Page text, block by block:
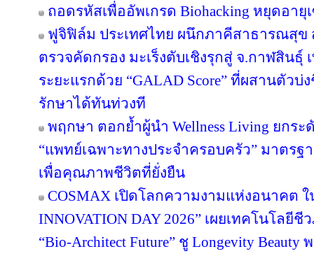
ถอดรหัสเพื่ออัพเกรด Biohacking หยุดอา
ฟูจิฟิล์ม ประเทศไทย ผนึกภาคีสาธารณสุข
ตรวจคัดกรอง มะเร็งตับเชิงรุกสู่ จ.กาฬสินธุ์
ระยะแรกด้วย “GALAD Score” ที่ผสานตัวบ่
รักษาได้ทันท่วงที
พฤกษา ตอกย้ำผู้นำ Wellness Living ยกระ
“แพทย์เฉพาะทางประจำครอบครัว” มาตร
เพื่อคุณภาพชีวิตที่ยั่งยืน
COSMAX เปิดโลกความงามแห่งอนาคต ใ
INNOVATION DAY 2026” เผยเทคโนโล
“Bio-Architect Future” ชู Longevity